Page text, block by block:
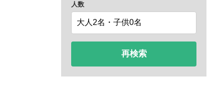
人数
再検索